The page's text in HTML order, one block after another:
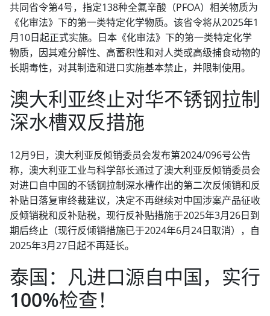
共同省令第4号，指定138种全氟辛酸（PFOA）相关物质为
《化审法》下的第一类特定化学物质。该省令将从2025年1
月10日起正式实施。日本《化审法》下的第一类特定化学
物质，因其难分解性、高蓄积性和对人类或高级捕食动物的
长期毒性，对其制造和进口实施基本禁止，并限制使用。
澳大利亚终止对华不锈钢拉制
深水槽双反措施
12月9日，澳大利亚反倾销委员会发布第2024/096号公告
称，澳大利亚工业与科学部长通过了澳大利亚反倾销委员会
对进口自中国的不锈钢拉制深水槽作出的第二次反倾销和反
补贴日落复审终裁建议，决定不再继续对中国涉案产品征收
反倾销税和反补贴税，现行反补贴措施于2025年3月26日到
期后终止（现行反倾销措施已于2024年6月24日取消），自
2025年3月27日起不再延长。
泰国：凡进口源自中国，实行
100%检查！